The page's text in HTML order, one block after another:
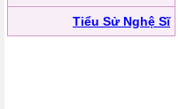
Tiểu Sử Nghệ Sĩ